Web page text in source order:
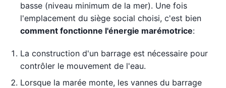
basse (niveau minimum de la mer). Une fois
l'emplacement du siège social choisi, c'est bien
comment fonctionne l'énergie marémotrice:
La construction d'un barrage est nécessaire pour
contrôler le mouvement de l'eau.
Lorsque la marée monte, les vannes du barrage